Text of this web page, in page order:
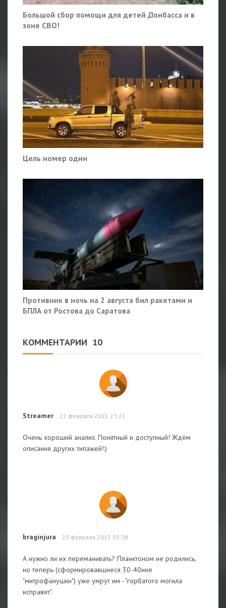
Большой сбор помощи для детей Донбасса и в
зоне СВО!
Цель номер один
Противник в ночь на 2 августа бил ракетами и
БПЛА от Ростова до Саратова
КОММЕНТАРИИ 10
Streamer 22 февраля 2015 23:21
Очень хороший анализ. Понятный и доступный! Ждём
описания других типажей!:)
braginjura 23 февраля 2015 03:38
А нужно ли их переманивать? Планктоном не родились,
но теперь (сформировавшиеся 30-40ние
"митрофанушки") уже умрут им - "горбатого могила
исправит".